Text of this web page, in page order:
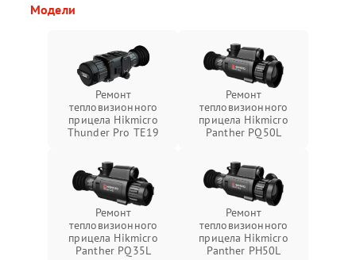
Модели
Ремонт
тепловизионного
прицела Hikmicro
Thunder Pro TE19
Ремонт
тепловизионного
прицела Hikmicro
Panther PQ50L
Ремонт
тепловизионного
прицела Hikmicro
Panther PQ35L
Ремонт
тепловизионного
прицела Hikmicro
Panther PH50L